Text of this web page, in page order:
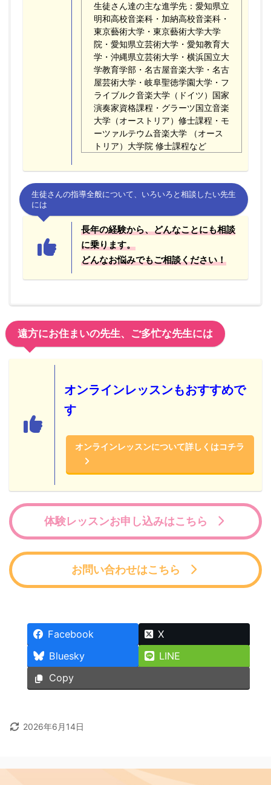
生徒さん達の主な進学先：愛知県立
明和高校音楽科・加納高校音楽科・
東京藝術大学・東京藝術大学大学
院・愛知県立芸術大学・愛知教育大
学・沖縄県立芸術大学・横浜国立大
学教育学部・名古屋音楽大学・名古
屋芸術大学・岐阜聖徳学園大学・フ
ライブルク音楽大学（ドイツ）国家
演奏家資格課程・グラーツ国立音楽
大学（オーストリア）修士課程・モ
ーツァルテウム音楽大学 （オース
トリア）大学院 修士課程など
生徒さんの指導全般について、いろいろと相談したい先生
には
長年の経験から、どんなことにも相談
に乗ります。
どんなお悩みでもご相談ください！
遠方にお住まいの先生、ご多忙な先生には
オンラインレッスンもおすすめで
す
オンラインレッスンについて詳しくはコチラ
体験レッスンお申し込みはこちら
お問い合わせはこちら
Facebook
X
Bluesky
LINE
Copy
2026年6月14日